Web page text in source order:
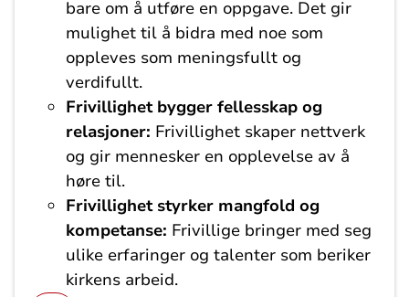
bare om å utføre en oppgave. Det gir
mulighet til å bidra med noe som
oppleves som meningsfullt og
verdifullt.
Frivillighet bygger fellesskap og
relasjoner: Frivillighet skaper nettverk
og gir mennesker en opplevelse av å
høre til.
Frivillighet styrker mangfold og
kompetanse: Frivillige bringer med seg
ulike erfaringer og talenter som beriker
kirkens arbeid.